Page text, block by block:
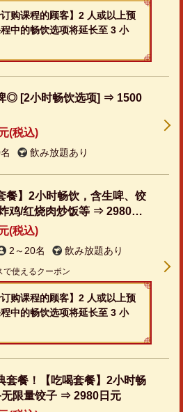
订购课程的顾客】2 人或以上预
中的畅饮选项将延长至 3 小
◎ [2小时畅饮选项] ⇒ 1500
(税込)
飲み放題あり
餐】2小时畅饮，含生啤、饺
鸡/红烧肉炒饭等 ⇒ 2980日
(税込)
2～20名 飲み放題あり
で使えるクーポン
订购课程的顾客】2 人或以上预
中的畅饮选项将延长至 3 小
套餐！【吃喝套餐】2小时畅
无限量饺子 ⇒ 2980日元